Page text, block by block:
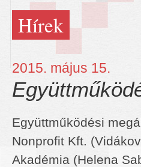
Hírek
2015. május 15.
Együttműködési
Nonprofit Kft.
Akadémia (Helena